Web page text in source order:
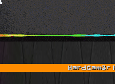
HardGam3r